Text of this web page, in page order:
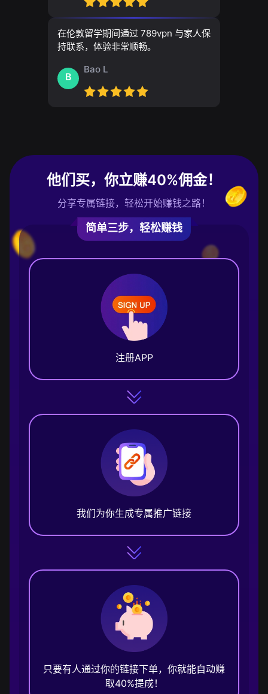
在伦敦留学期间通过 789vpn 与家人保
持联系，体验非常顺畅。
B
Bao L
他们买，你立赚40%佣金！
分享专属链接，轻松开始赚钱之路！
简单三步，轻松赚钱
注册APP
我们为你生成专属推广链接
只要有人通过你的链接下单，你就能自动赚
取40%提成！